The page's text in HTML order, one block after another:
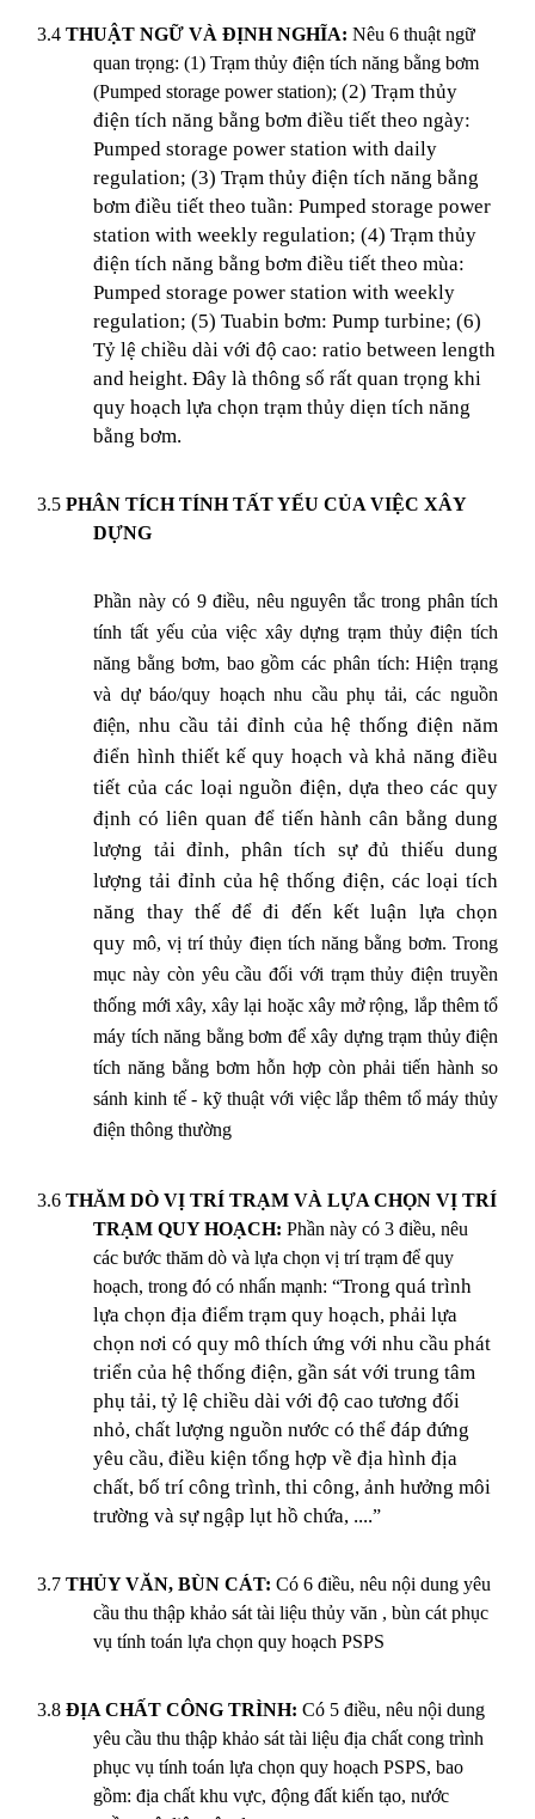
3.4 THUẬT NGỮ VÀ ĐỊNH NGHĨA: Nêu 6 thuật ngữ
quan trọng: (1) Trạm thủy điện tích năng bằng bơm
(Pumped storage power station);(2)Trạm thủy
điện tích năng bằng bơm điều tiết theo ngày:
Pumped storage power station with daily
regulation; (3) Trạm thủy điện tích năng bằng
bơm điều tiết theo tuần: Pumped storage power
station with weekly regulation; (4) Trạm thủy
điện tích năng bằng bơm điều tiết theo mùa:
Pumped storage power station with weekly
regulation; (5) Tuabin bơm: Pump turbine; (6)
Tỷ lệ chiều dài với độ cao: ratio between length
and height. Đây là thông số rất quan trọng khi
quy hoạch lựa chọn trạm thủy diẹn tích năng
bằng bơm.
3.5 PHÂN TÍCH TÍNH TẤT YẾU CỦA VIỆC XÂY
DỰNG
Phần này có 9 điều, nêu nguyên tắc trong phân tích
tính tất yếu của việc xây dựng trạm thủy điện tích
năng bằng bơm, bao gồm các phân tích: Hiện trạng
và dự báo/quy hoạch nhu cầu phụ tải, các nguồn
điện,nhu cầu tải đỉnh của hệ thống điện năm
điển hình thiết kế quy hoạch và khả năng điều
tiết của các loại nguồn điện, dựa theo các quy
định có liên quan để tiến hành cân bằng dung
lượng tải đỉnh, phân tích sự đủ thiếu dung
lượng tải đỉnh của hệ thống điện, các loại tích
năng thay thế để đi đến kết luận lựa chọn
quy mô, vị trí thủy điẹn tích năng bằng bơm. Trong
mục này còn yêu cầu đối với trạm thủy điện truyền
thống mới xây, xây lại hoặc xây mở rộng, lắp thêm tổ
máy tích năng bằng bơm để xây dựng trạm thủy điện
tích năng bằng bơm hỗn hợp còn phải tiến hành so
sánh kinh tế - kỹ thuật với việc lắp thêm tổ máy thủy
điện thông thường
3.6 THĂM DÒ VỊ TRÍ TRẠM VÀ LỰA CHỌN VỊ TRÍ
TRẠM QUY HOẠCH:Phần này có 3 điều, nêu
các bước thăm dò và lựa chọn vị trí trạm để quy
hoạch, trong đó có nhấn mạnh: “Trong quá trình
lựa chọn địa điểm trạm quy hoạch, phải lựa
chọn nơi có quy mô thích ứng với nhu cầu phát
triển của hệ thống điện, gần sát với trung tâm
phụ tải, tỷ lệ chiều dài với độ cao tương đối
nhỏ, chất lượng nguồn nước có thể đáp đứng
yêu cầu, điều kiện tổng hợp về địa hình địa
chất, bố trí công trình, thi công, ảnh hưởng môi
trường và sự ngập lụt hồ chứa, ....”
3.7 THỦY VĂN, BÙN CÁT: Có 6 điều, nêu nội dung yêu
cầu thu thập khảo sát tài liệu thủy văn , bùn cát phục
vụ tính toán lựa chọn quy hoạch PSPS
3.8 ĐỊA CHẤT CÔNG TRÌNH: Có 5 điều, nêu nội dung
yêu cầu thu thập khảo sát tài liệu địa chất cong trình
phục vụ tính toán lựa chọn quy hoạch PSPS, bao
gồm: địa chất khu vực, động đất kiến tạo, nước